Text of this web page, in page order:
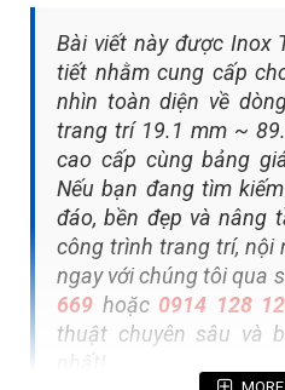
Bài viết này được Inox
tiết nhằm cung cấp
nhìn toàn diện về
trang trí 19.1 mm ~
cao cấp cùng bảng
Nếu bạn đang tìm
đáo, bền đẹp và nâng
công trình trang trí, nội
ngay với chúng tôi qua
669 hoặc 0914 128
thuật chuyên sâu và
nhất!